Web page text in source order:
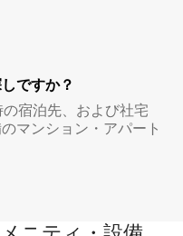
ですか？
宿泊先、および社宅
マンション・アパート